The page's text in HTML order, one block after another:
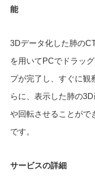
能
3Dデータ化した肺の
を用いてPCでドラッ
プが完了し、すぐに観
らに、表示した肺の
や回転させることがで
です。
サービスの詳細